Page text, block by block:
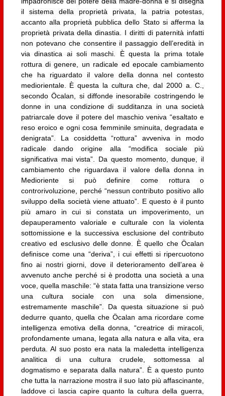
il sistema della proprietà privata, la patria potestas,
accanto alla proprietà pubblica dello Stato si afferma la
proprietà privata della dinastia. I diritti di paternità infatti
non potevano che consentire il passaggio dell’eredità in
via dinastica ai soli maschi. È questa la prima totale
rottura di genere, un radicale ed epocale cambiamento
che ha riguardato il valore della donna nel contesto
mediorientale. È questa la cultura che, dal 2000 a. C.,
secondo Öcalan, si diffonde inesorabile costringendo le
donne in una condizione di sudditanza in una società
patriarcale dove il potere del maschio veniva “esaltato e
reso eroico e ogni cosa femminile sminuita, degradata e
denigrata”. La cosiddetta “rottura” avveniva in modo
radicale dando origine alla “modifica sociale più
significativa mai vista”. Da questo momento, dunque, il
cambiamento che riguardava il valore della donna in
Medioriente si può definire come rottura o
controrivoluzione, perché “nessun contributo positivo allo
sviluppo della società viene attuato”. E questo è il punto
più amaro in cui si constata un impoverimento, un
depauperamento valoriale e culturale con la violenta
sottomissione e la successiva esclusione del contributo
creativo ed esclusivo delle donne. È quello che Öcalan
definisce come una “deriva”, i cui effetti si ripercuotono
fino ai nostri giorni, dove il deterioramento dell’area è
avvenuto anche perché si è prodotta una società a una
voce, quella maschile: “è stata fatta una transizione verso
una cultura sociale con una sola dimensione,
estremamente maschile”. Da questa situazione si può
dedurre quanto, quella che Öcalan ama ricordare come
intelligenza emotiva della donna, “creatrice di miracoli,
profondamente umana, legata alla natura e alla vita, era
perduta. Al suo posto era nata la maledetta intelligenza
analitica di una cultura crudele, sottomessa al
dogmatismo e separata dalla natura”. È a questo punto
che tutta la narrazione mostra il suo lato più affascinante,
laddove ci lascia capire quanto la cultura della guerra,